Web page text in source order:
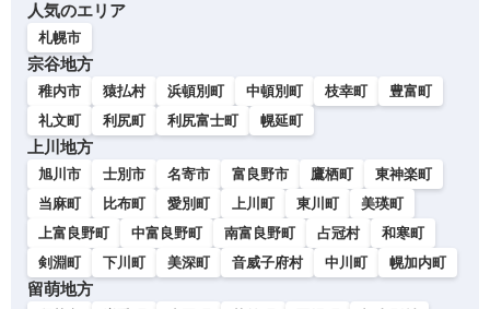
人気のエリア
札幌市
宗谷地方
稚内市 猿払村 浜頓別町 中頓別町 枝幸町
豊富町
礼文町
利尻町 利尻富士町 幌延町
上川地方
旭川市 士別市 名寄市 富良野市 鷹栖町
東神楽町
当麻町
比布町 愛別町 上川町 東川町
美瑛町
上富良野町
中富良野町 南富良野町 占冠村
和寒町
剣淵町
下川町 美深町 音威子府村 中川町 幌加内町
留萌地方